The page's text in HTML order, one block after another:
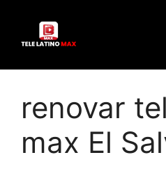
contenido
renovar
max El